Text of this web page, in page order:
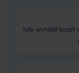
tyle wyniósł koszt